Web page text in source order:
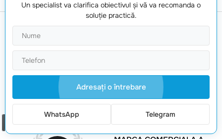
NOTORIUM TRADEMARK
Trofeul Notorium 2017,
Medalia de Aur Notorium
2018, Medalia de Aur
Notorium 2019
Un specialist va clarifica obiectivul şi vă va recomanda o
soluţie practică.
Adresaţi o întrebare
WhatsApp Telegram
Comanda un apel